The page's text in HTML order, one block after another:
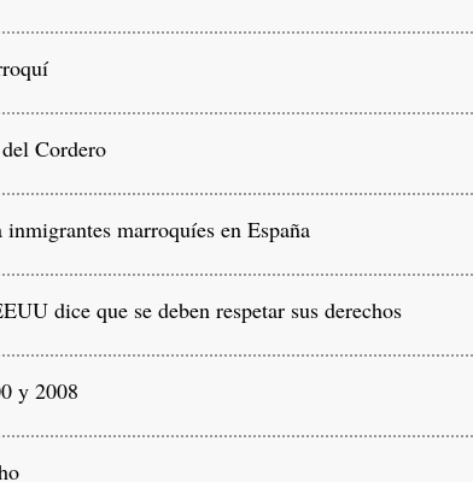
Cordero
marroquíes en España
dice que se deben respetar sus derechos
y 2008